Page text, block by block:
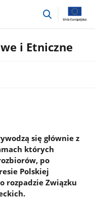
przejdź
i Etniczne
się głównie z
których
po
Polskiej
rozpadzie Związku